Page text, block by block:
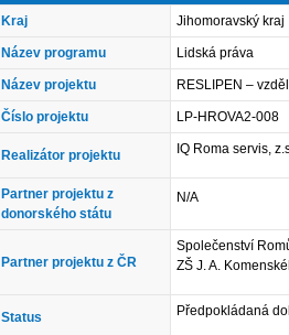
Kraj Jihomoravský kraj
Název programu Lidská práva
Název projektu RESLIPEN –
Číslo projektu LP-HROVA2-008
Realizátor projektu IQ Roma servis,
Partner projektu z
donorského státu
N/A
Partner projektu z ČR
Společenství
ZŠ J. A.
Status Předpokládaná